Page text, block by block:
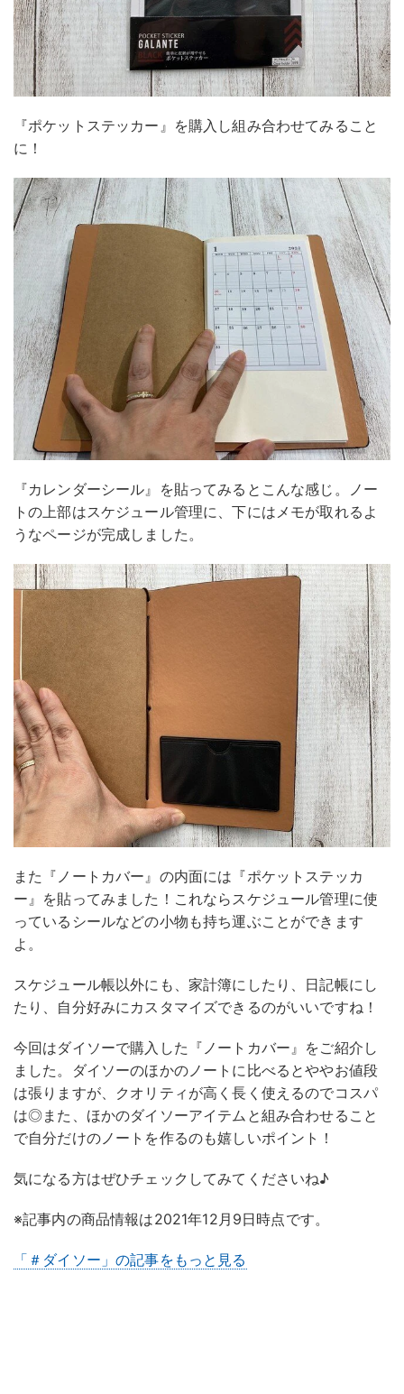
『ポケットステッカー』を購入し組み合わせてみること
に！
『カレンダーシール』を貼ってみるとこんな感じ。ノー
トの上部はスケジュール管理に、下にはメモが取れるよ
うなページが完成しました。
また『ノートカバー』の内面には『ポケットステッカ
ー』を貼ってみました！これならスケジュール管理に使
っているシールなどの小物も持ち運ぶことができます
よ。
スケジュール帳以外にも、家計簿にしたり、日記帳にし
たり、自分好みにカスタマイズできるのがいいですね！
今回はダイソーで購入した『ノートカバー』をご紹介し
ました。ダイソーのほかのノートに比べるとややお値段
は張りますが、クオリティが高く長く使えるのでコスパ
は◎また、ほかのダイソーアイテムと組み合わせること
で自分だけのノートを作るのも嬉しいポイント！
気になる方はぜひチェックしてみてくださいね♪
※記事内の商品情報は2021年12月9日時点です。
「＃ダイソー」の記事をもっと見る